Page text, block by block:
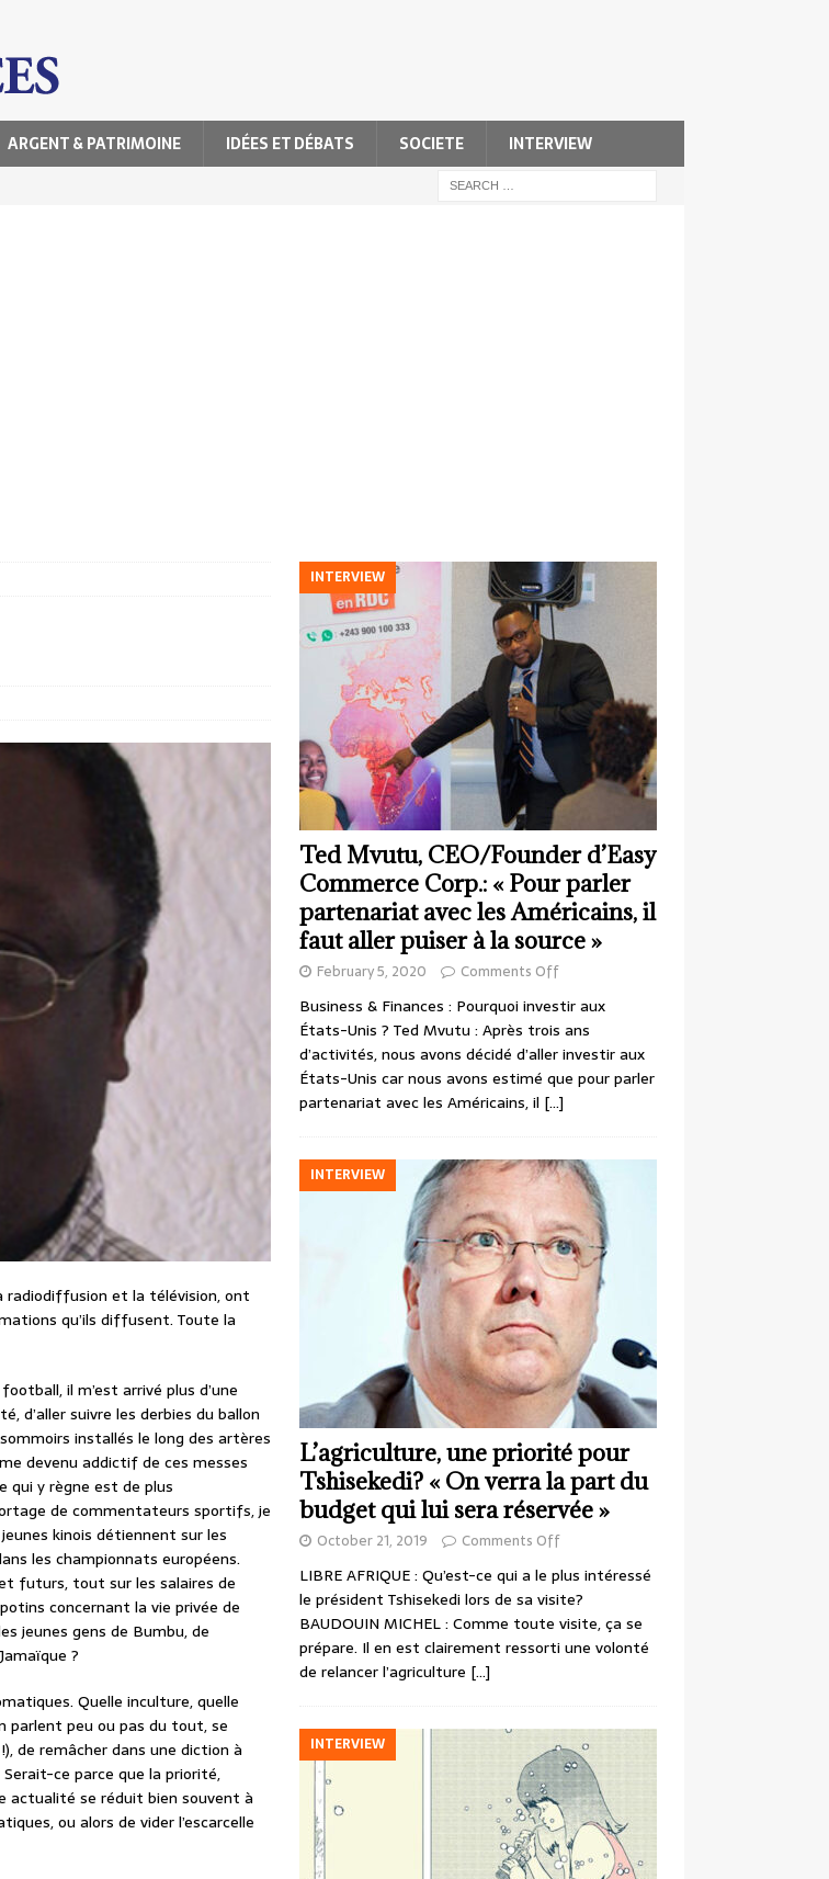
ARGENT & PATRIMOINE IDÉES ET DÉBATS SOCIETE INTERVIEW
radiodiffusion et la télévision, ont
qu’ils diffusent. Toute la
il m’est arrivé plus d’une
d’aller suivre les derbies du ballon
installés le long des artères
devenu addictif de ces messes
qui y règne est de plus
de commentateurs sportifs, je
kinois détiennent sur les
les championnats européens.
futurs, tout sur les salaires de
concernant la vie privée de
jeunes gens de Bumbu, de
?
Quelle inculture, quelle
parlent peu ou pas du tout, se
de remâcher dans une diction à
Serait-ce parce que la priorité,
actualité se réduit bien souvent à
ou alors de vider l’escarcelle
INTERVIEW
Ted Mvutu, CEO/Founder d’Easy
Commerce Corp.: « Pour parler
partenariat avec les Américains, il
faut aller puiser à la source »
February 5, 2020 Comments Off
Business & Finances : Pourquoi investir aux
États-Unis ? Ted Mvutu : Après trois ans
d’activités, nous avons décidé d’aller investir aux
États-Unis car nous avons estimé que pour parler
partenariat avec les Américains, il […]
INTERVIEW
L’agriculture, une priorité pour
Tshisekedi? « On verra la part du
budget qui lui sera réservée »
October 21, 2019 Comments Off
LIBRE AFRIQUE : Qu’est-ce qui a le plus intéressé
le président Tshisekedi lors de sa visite?
BAUDOUIN MICHEL : Comme toute visite, ça se
prépare. Il en est clairement ressorti une volonté
de relancer l’agriculture […]
INTERVIEW